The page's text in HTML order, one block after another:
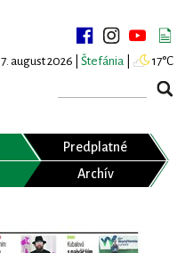
7. august 2026 | Štefánia 17°C
Predplatné
Archív